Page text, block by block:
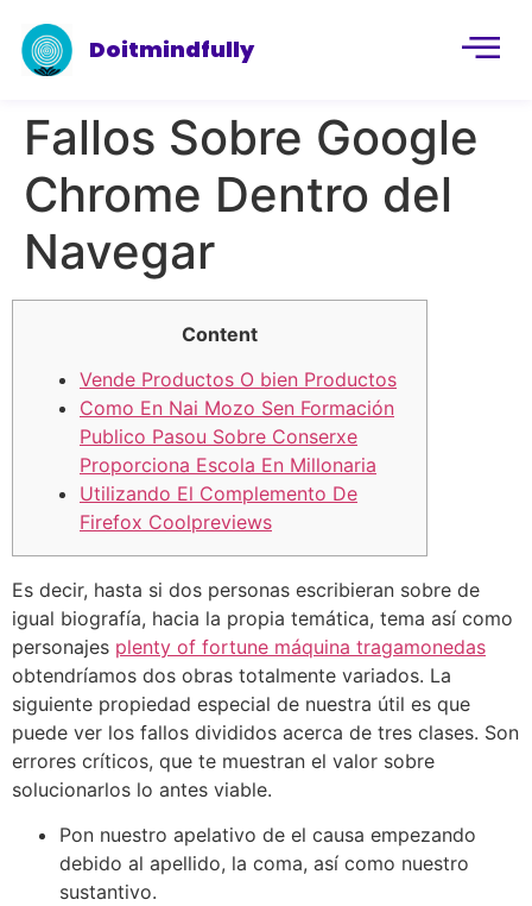
Doitmindfully
Fallos Sobre Google
Chrome Dentro del
Navegar
Content
Vende Productos O bien Productos
Como En Nai Mozo Sen Formación
Publico Pasou Sobre Conserxe
Proporciona Escola En Millonaria
Utilizando El Complemento De
Firefox Coolpreviews
Es decir, hasta si dos personas escribieran sobre de
igual biografía, hacia la propia temática, tema así­ como
personajes plenty of fortune máquina tragamonedas
obtendríamos dos obras totalmente variados. La
siguiente propiedad especial de nuestra útil es que
puede ver los fallos divididos acerca de tres clases. Son
errores críticos, que te muestran el valor sobre
solucionarlos lo antes viable.
Pon nuestro apelativo de el causa empezando
debido al apellido, la coma, así­ como nuestro
sustantivo.